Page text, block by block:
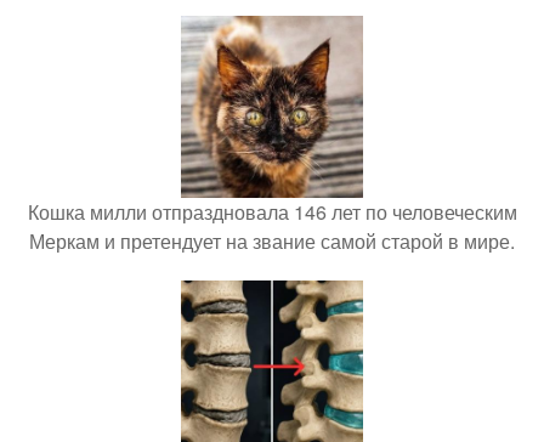
Кошка милли отпраздновала 146 лет по человеческим
Меркам и претендует на звание самой старой в мире.